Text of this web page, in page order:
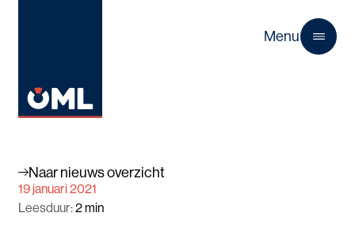
Menu
Naar nieuws overzicht
19 januari 2021
Leesduur:2min